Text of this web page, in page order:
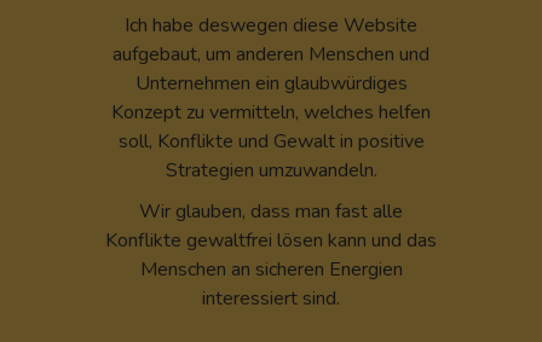
Ich habe deswegen diese Website
aufgebaut, um anderen Menschen und
Unternehmen ein glaubwürdiges
Konzept zu vermitteln, welches helfen
soll, Konflikte und Gewalt in positive
Strategien umzuwandeln.
Wir glauben, dass man fast alle
Konflikte gewaltfrei lösen kann und das
Menschen an sicheren Energien
interessiert sind.